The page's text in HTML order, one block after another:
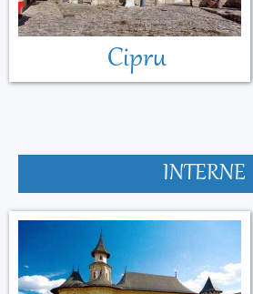
Cipru
INTERNE